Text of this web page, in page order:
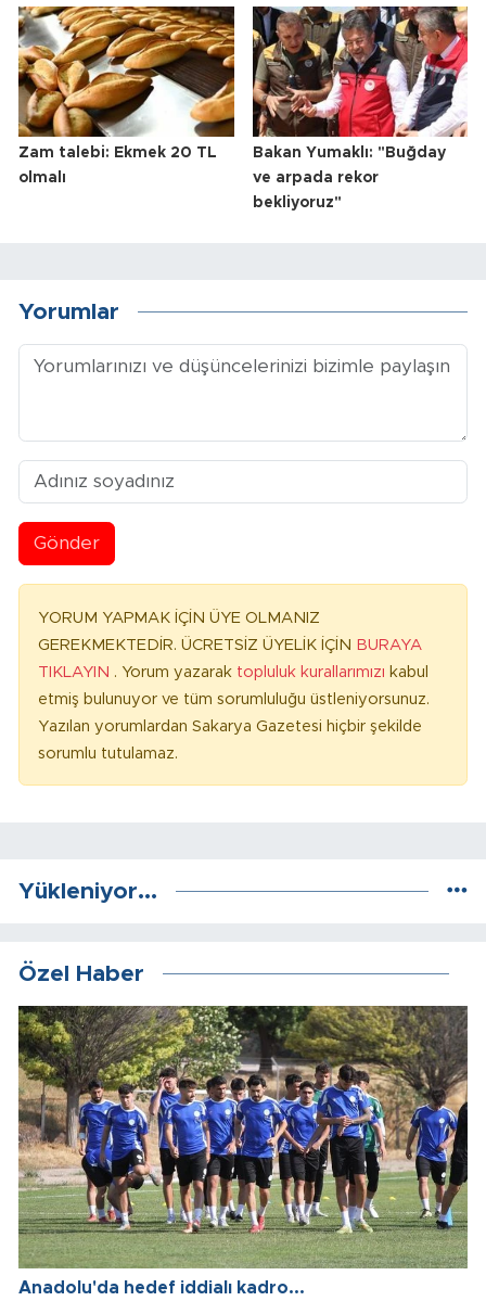
Zam talebi: Ekmek 20 TL
olmalı
Bakan Yumaklı: "Buğday
ve arpada rekor
bekliyoruz"
Yorumlar
Gönder
YORUM YAPMAK İÇİN ÜYE OLMANIZ
GEREKMEKTEDİR. ÜCRETSİZ ÜYELİK İÇİN BURAYA
TIKLAYIN . Yorum yazarak topluluk kurallarımızı kabul
etmiş bulunuyor ve tüm sorumluluğu üstleniyorsunuz.
Yazılan yorumlardan Sakarya Gazetesi hiçbir şekilde
sorumlu tutulamaz.
Yükleniyor...
Özel Haber
Anadolu'da hedef iddialı kadro...